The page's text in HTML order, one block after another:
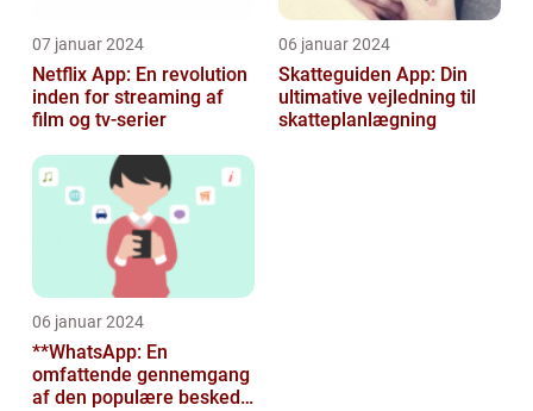
07 januar 2024
Netflix App: En revolution
inden for streaming af
film og tv-serier
06 januar 2024
Skatteguiden App: Din
ultimative vejledning til
skatteplanlægning
06 januar 2024
**WhatsApp: En
omfattende gennemgang
af den populære besked-